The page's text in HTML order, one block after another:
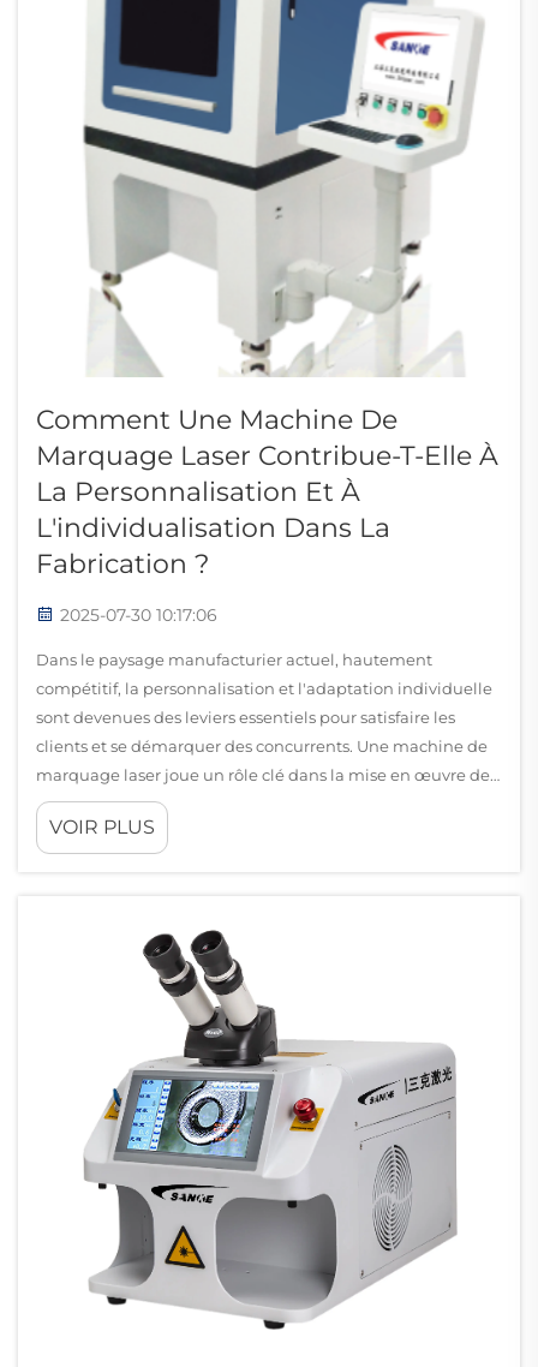
Comment Une Machine De
Marquage Laser Contribue-T-Elle À
La Personnalisation Et À
L'individualisation Dans La
Fabrication ?
2025-07-30 10:17:06
Dans le paysage manufacturier actuel, hautement
compétitif, la personnalisation et l'adaptation individuelle
sont devenues des leviers essentiels pour satisfaire les
clients et se démarquer des concurrents. Une machine de
marquage laser joue un rôle clé dans la mise en œuvre de
ces capacités en...
VOIR PLUS